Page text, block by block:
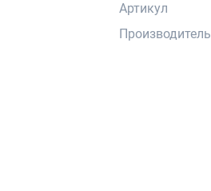
Артикул
Производитель